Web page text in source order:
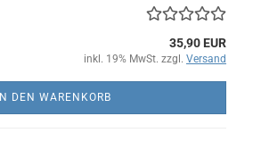
35,90 EUR
inkl. 19% MwSt. zzgl. Versand
IN DEN WARENKORB